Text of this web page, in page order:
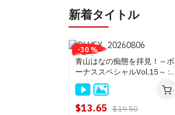
新着タイトル
-30 %
青山はなの痴態を拝見！～ボ
ーナススペシャルVol.15～ :
青山はな
$13.65 $19.50